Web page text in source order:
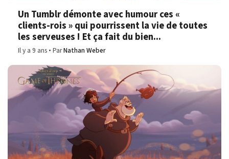
Un Tumblr démonte avec humour ces «
clients-rois » qui pourrissent la vie de toutes
les serveuses ! Et ça fait du bien...
Il y a 9 ans ParNathan Weber